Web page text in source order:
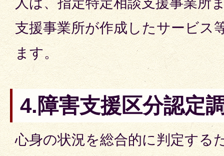
支援事業所が作成したサービス
ます。
4.障害支援区分認定
心身の状況を総合的に判定する